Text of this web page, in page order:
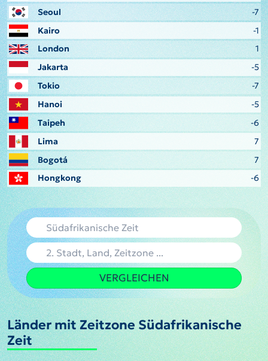
Seoul
-7
Kairo
-1
London
1
Jakarta
-5
Tokio
-7
Hanoi
-5
Taipeh
-6
Lima
7
Bogotá
7
Hongkong
-6
VERGLEICHEN
Länder mit Zeitzone Südafrikanische
Zeit